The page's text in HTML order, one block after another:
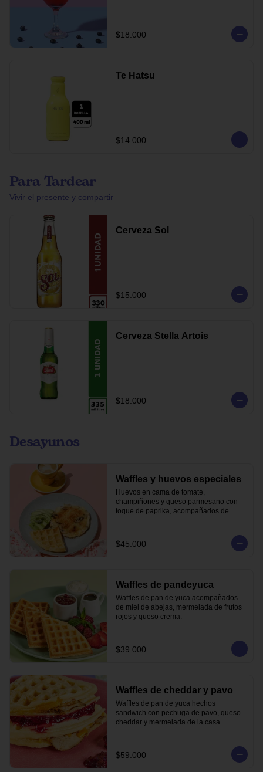
$18.000
Te Hatsu
$14.000
Para Tardear
Vivir el presente y compartir
Cerveza Sol
$15.000
Cerveza Stella Artois
$18.000
Desayunos
Waffles y huevos especiales
Huevos en cama de tomate,
champiñones y queso parmesano con
toque de paprika, acompañados de
$45.000
Waffles de pandeyuca
Waffles de pan de yuca acompañados
de miel de abejas, mermelada de frutos
rojos y queso crema.
$39.000
Waffles de cheddar y pavo
Waffles de pan de yuca hechos
sandwich con pechuga de pavo, queso
cheddar y mermelada de la casa.
$59.000